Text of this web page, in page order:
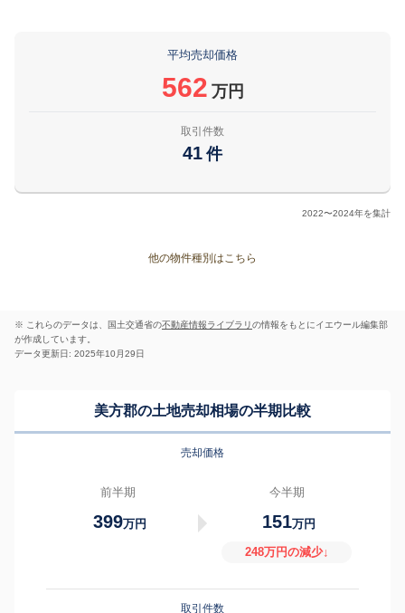
平均売却価格
562 万円
取引件数
41 件
2022〜2024年を集計
他の物件種別はこちら
※ これらのデータは、国土交通省の不動産情報ライブラリの情報をもとにイエウール編集部
が作成しています。
データ更新日: 2025年10月29日
美方郡の土地売却相場の半期比較
売却価格
前半期
399万円
今半期
151万円
248万円の減少↓
取引件数